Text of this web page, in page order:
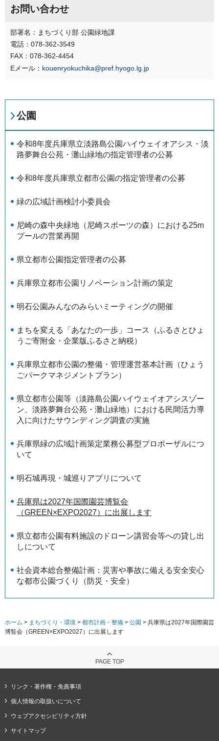
お問い合わせ
部署名：まちづくり部 公園緑地課
電話：078-362-3549
FAX：078-362-4454
Eメール： kouenryokuchika@pref.hyogo.lg.jp
公園
令和8年度兵庫県立淡路島公園ハイウェイオアシス・淡
路夢舞台公苑・灘山緑地の指定管理者の公募
令和8年度兵庫県立都市公園の指定管理者の公募
緑の広域計画検討小委員会
尼崎の森中央緑地（尼崎スポーツの森）における25m
プールの営業再開
県立都市公園指定管理者の公募
兵庫県立都市公園リノベーション計画の策定
明石公園みんなのみらいミーティングの開催
まちを変える「あなたの一歩」コース（ふるさとひょ
うご寄附金・企業版ふるさと納税）
兵庫県立都市公園の整備・管理運営基本計画（ひょう
ごパークマネジメントプラン）
県立都市公園等（淡路島公園ハイウェイオアシスゾー
ン、淡路夢舞台公苑・灘山緑地）における民間活力導
入に向けたサウンディング調査の実施
兵庫県緑の広域計画策定業務公募型プロポーザルにつ
いて
明石城再現・城巡りアプリについて
兵庫県は2027年国際園芸博覧会
（GREEN×EXPO2027）に出展します
県立都市公園有料施設のドローン講習会等への貸し出
しについて
社会資本総合整備計画：災害や事故に備える安全安心
な都市公園づくり（防災・安全）
ホーム > まちづくり・環境 > 都市計画・整備 > 公園 > 兵庫県は2027年国際園芸
博覧会（GREEN×EXPO2027）に出展します
PAGE TOP
リンク・著作権・免責事項
個人情報の取扱いについて
ウェブアクセシビリティ方針
サイトマップ